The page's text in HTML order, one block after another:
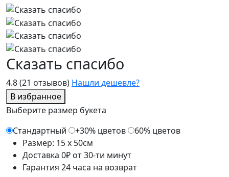
4.8(21 отзывов) Нашли дешевле?
В избранное
Сказать спасибо
Выберите размер букета
Стандартный
+30% цветов
60% цветов
Размер: 15 x 50см
Доставка 0₽ от 30-ти минут
Гарантия 24 часа на возврат